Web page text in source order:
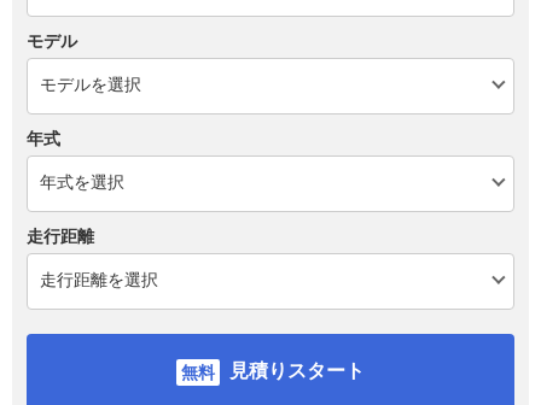
モデル
年式
走行距離
見積りスタート